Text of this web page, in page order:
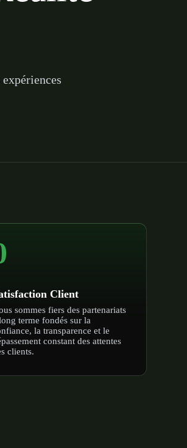
Client
sommes fiers des partenariats
terme fondés sur la
la transparence et le
constant des attentes
clients.